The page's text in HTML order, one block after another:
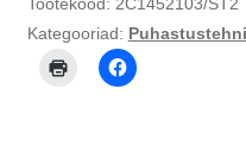
Kategooriad: